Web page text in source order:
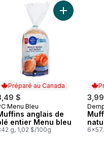
- 6 au panier
style britannique au
Préparé au Canada
$
au Canada
Menu Bleu
anglais de
entier Menu bleu
g, 1,02 $/100g
Ajouter